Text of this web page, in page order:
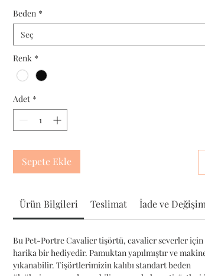
Beden *
Seç
Renk *
Adet *
Sepete Ekle
Ürün Bilgileri Teslimat İade ve Değişim
Bu Pet-Portre Cavalier tişörtü, cavalier severler için
harika bir hediyedir. Pamuktan yapılmıştır ve
yıkanabilir. Tişörtlerimizin kalıbı standart beden